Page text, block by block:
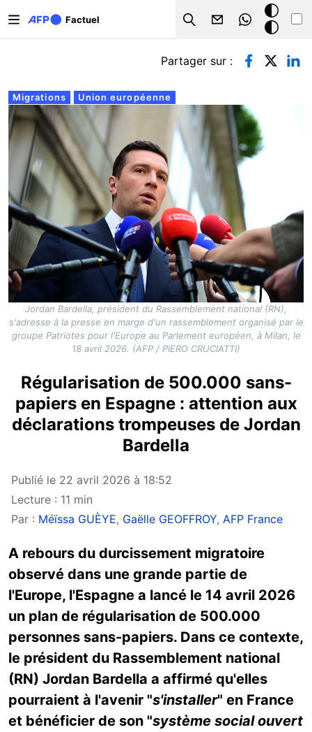
Factuel
Search
Mode
sombre
Onglets principaux
Migrations Union européenne
Partager sur :
Jordan Bardella, président du Rassemblement national (RN),
s'adresse à la presse en marge d'un rassemblement organisé par le
groupe Patriotes pour l'Europe au Parlement européen, à Milan, le
18 avril 2026. (AFP / PIERO CRUCIATTI)
Régularisation de 500.000 sans-
papiers en Espagne : attention aux
déclarations trompeuses de Jordan
Bardella
Publié le 22 avril 2026 à 18:52
Lecture : 11 min
Par : Méïssa GUÈYE, Gaëlle GEOFFROY, AFP France
A rebours du durcissement migratoire
observé dans une grande partie de
l'Europe, l'Espagne a lancé le 14 avril 2026
un plan de régularisation de 500.000
personnes sans-papiers. Dans ce contexte,
le président du Rassemblement national
(RN) Jordan Bardella a affirmé qu'elles
pourraient à l'avenir "s'installer" en France
et bénéficier de son "système social ouvert